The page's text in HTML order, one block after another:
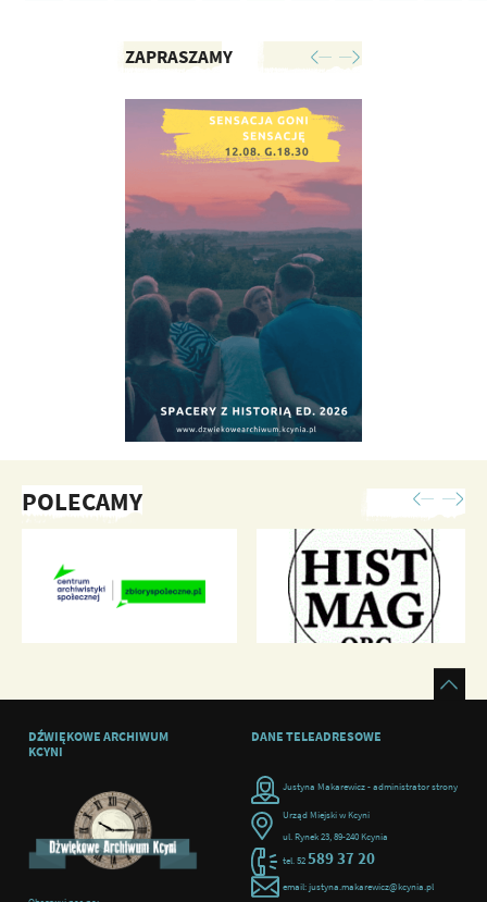
ZAPRASZAMY
POLECAMY
DŹWIĘKOWE ARCHIWUM
KCYNI
DANE TELEADRESOWE
Justyna Makarewicz - administrator strony
Urząd Miejski w Kcyni
ul. Rynek 23, 89-240 Kcynia
tel. 52589 37 20
email: justyna.makarewicz@kcynia.pl